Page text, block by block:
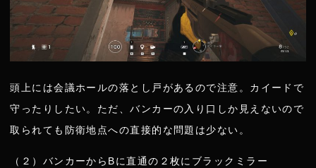
頭上には会議ホールの落とし戸があるので注意。カイードで
守ったりしたい。ただ、バンカーの入り口しか見えないので
取られても防衛地点への直接的な問題は少ない。
（２）バンカーからBに直通の２枚にブラックミラー